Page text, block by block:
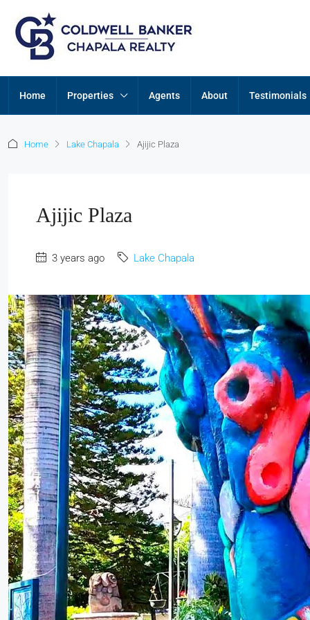
Home Properties Agents About Testimonials
Home Lake Chapala Ajijic Plaza
Ajijic Plaza
3 years ago Lake Chapala